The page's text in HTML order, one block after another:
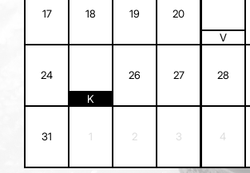
17 18 19 20
V
24
K
26 27 28
31 1 2 3 4